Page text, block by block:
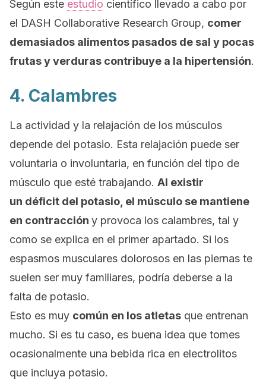
Según este estudio científico llevado a cabo por
el DASH Collaborative Research Group, comer
demasiados alimentos pasados de sal y pocas
frutas y verduras contribuye a la hipertensión.
4. Calambres
La actividad y la relajación de los músculos
depende del potasio. Esta relajación puede ser
voluntaria o involuntaria, en función del tipo de
músculo que esté trabajando. Al existir
un déficit del potasio , el músculo se mantiene
en contracción y provoca los calambres, tal y
como se explica en el primer apartado. Si los
espasmos musculares dolorosos en las piernas te
suelen ser muy familiares, podría deberse a la
falta de potasio.
Esto es muy común en los atletas que entrenan
mucho. Si es tu caso, es buena idea que tomes
ocasionalmente una bebida rica en electrolitos
que incluya potasio.